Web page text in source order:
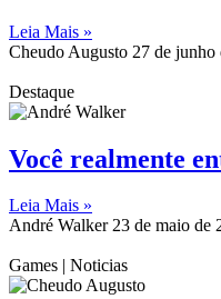
Leia Mais »
Cheudo Augusto 27 de junho
Destaque
Você realmente
Leia Mais »
André Walker23 de maio de
Games | Noticias